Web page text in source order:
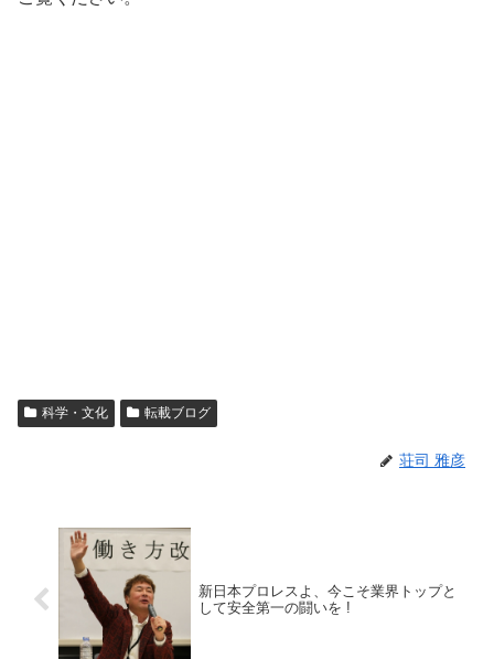
科学・文化 転載ブログ
荘司 雅彦
新日本プロレスよ、今こそ業界トップと
して安全第一の闘いを !